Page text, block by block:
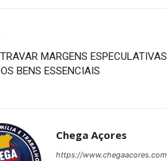
MARGENS ESPECULATIVAS
BENS ESSENCIAIS
Chega Açores
https://www.chegaacores.com